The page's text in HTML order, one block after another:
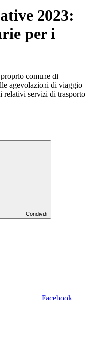
2023:
per i
comune di
agevolazioni di viaggio
relativi servizi di trasporto
Condividi
Facebook